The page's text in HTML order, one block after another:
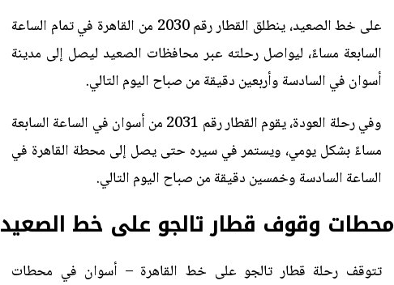
على خط الصعيد، ينطلق القطار رقم 2030 من القاهرة في تمام الساعة
السابعة مساءً، ليواصل رحلته عبر محافظات الصعيد ليصل إلى مدينة
أسوان في السادسة وأربعين دقيقة من صباح اليوم التالي.
وفي رحلة العودة، يقوم القطار رقم 2031 من أسوان في الساعة السابعة
مساءً بشكل يومي، ويستمر في سيره حتى يصل إلى محطة القاهرة في
الساعة السادسة وخمسين دقيقة من صباح اليوم التالي.
محطات وقوف قطار تالجو على خط الصعيد
تتوقف رحلة قطار تالجو على خط القاهرة – أسوان في محطات